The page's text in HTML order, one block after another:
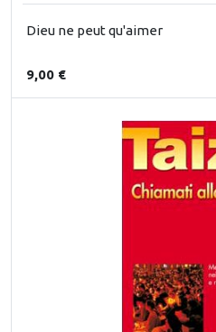
Dieu ne peut qu'aimer
9,00 €